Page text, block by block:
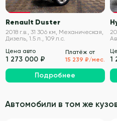
VIN проверен
Renault Duster
2018 г.в., 31 306 км, Механическая,
Дизель, 1.5 л., 109 л.с.
Цена авто
1 273 000 ₽
Платёж от
15 239 ₽/мес.
Подробнее
1
Автомобили в том же